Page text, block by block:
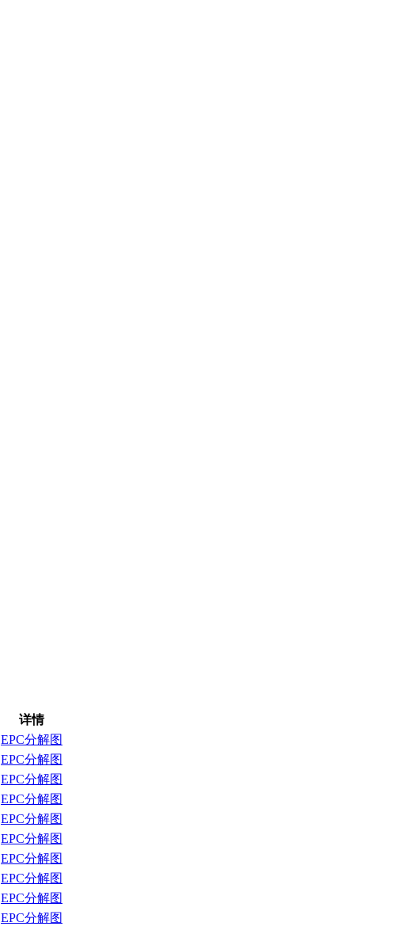
详情
EPC分解图
EPC分解图
EPC分解图
EPC分解图
EPC分解图
EPC分解图
EPC分解图
EPC分解图
EPC分解图
EPC分解图